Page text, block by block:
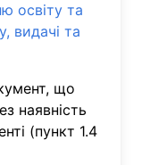
освіту та
видачі та
що
наявність
(пункт 1.4